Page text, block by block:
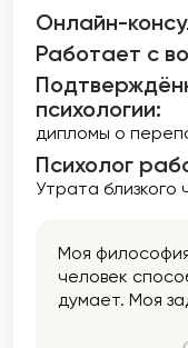
Онлайн-
Работает с
психологии:
дипломы о
Психолог
Утрата близкого
Моя
человек
думает. Моя